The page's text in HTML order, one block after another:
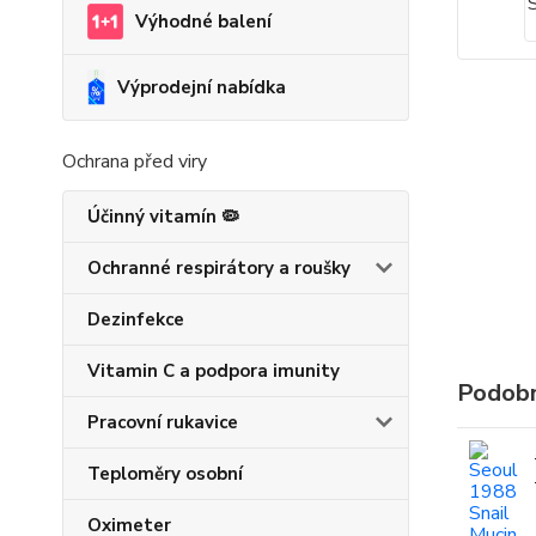
Výhodné balení
Výprodejní nabídka
Ochrana před viry
Účinný vitamín 🦠
Ochranné respirátory a roušky
Dezinfekce
Vitamin C a podpora imunity
Pracovní rukavice
Teploměry osobní
Oximeter